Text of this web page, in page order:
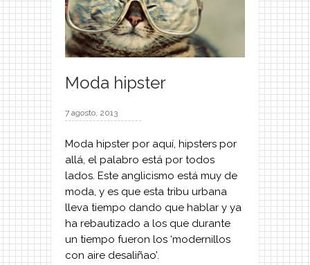
Moda hipster
7 agosto, 2013
Moda hipster por aquí, hipsters por
allá, el palabro está por todos
lados. Este anglicismo está muy de
moda, y es que esta tribu urbana
lleva tiempo dando que hablar y ya
ha rebautizado a los que durante
un tiempo fueron los ‘modernillos
con aire desaliñao’.